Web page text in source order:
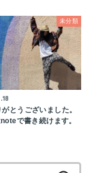
未分類
とうございました。
で書き続けます。